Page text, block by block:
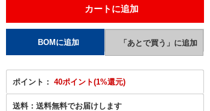
ポイント： 40ポイント(1%還元)
送料： 送料無料でお届けします